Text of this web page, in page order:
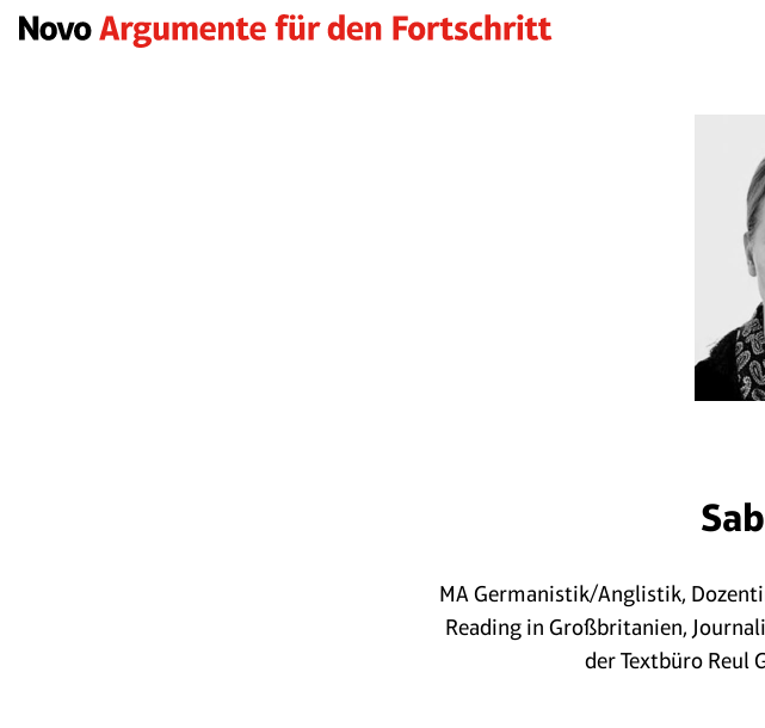
MA Germanistik/Anglistik,
Reading in Großbritanien,
der Textbüro Reul